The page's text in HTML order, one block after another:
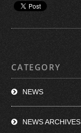
CATEGORY
NEWS
NEWS ARCHIVES